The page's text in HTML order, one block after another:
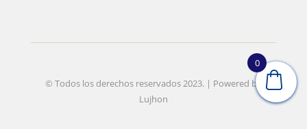
© Desarrollado porLujhon – Agencia de Marketing
Digital
© Todos los derechos reservados 2023. | Powered by
Lujhon
0